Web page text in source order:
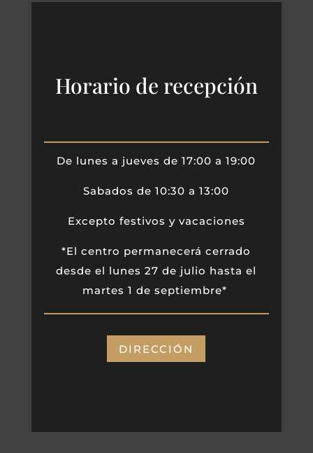
Horario de recepción
De lunes a jueves de 17:00 a 19:00
Sabados de 10:30 a 13:00
Excepto festivos y vacaciones
*El centro permanecerá cerrado
desde el lunes 27 de julio hasta el
martes 1 de septiembre*
DIRECCIÓN